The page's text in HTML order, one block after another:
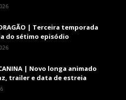
| Terceira temporada
do sétimo episódio
| Novo longa animado
trailer e data de estreia